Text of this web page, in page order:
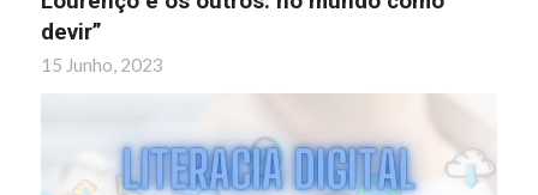
devir”
15 Junho, 2023